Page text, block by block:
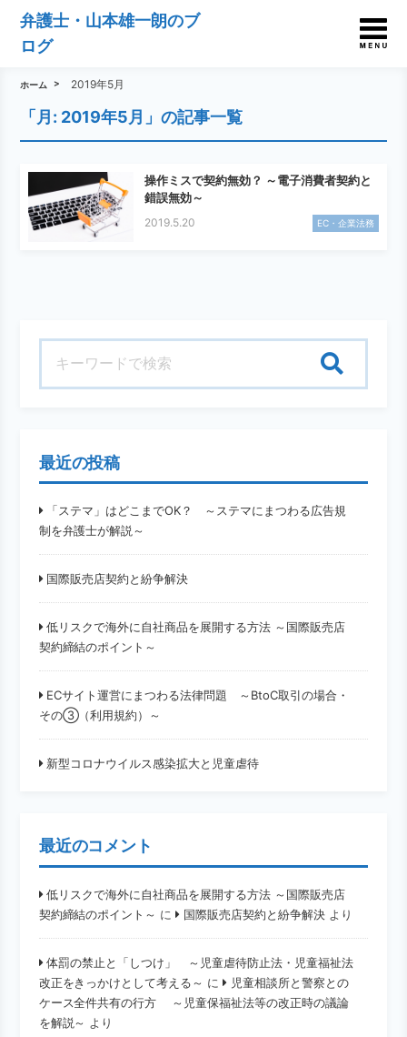
弁護士・山本雄一朗のブ
ログ
ホーム 2019年5月
「月: 2019年5月 」の記事一覧
操作ミスで契約無効？ ～電子消費者契約と
錯誤無効～
2019.5.20 EC・企業法務
最近の投稿
「ステマ」はどこまでOK？ ～ステマにまつわる広告規
制を弁護士が解説～
国際販売店契約と紛争解決
低リスクで海外に自社商品を展開する方法 ～国際販売店
契約締結のポイント～
ECサイト運営にまつわる法律問題 ～BtoC取引の場合・
その③（利用規約）～
新型コロナウイルス感染拡大と児童虐待
最近のコメント
低リスクで海外に自社商品を展開する方法 ～国際販売店
契約締結のポイント～ に 国際販売店契約と紛争解決 より
体罰の禁止と「しつけ」 ～児童虐待防止法・児童福祉法
改正をきっかけとして考える～ に
児童相談所と警察との
ケース全件共有の行方 ～児童保福祉法等の改正時の議論
を解説～ より